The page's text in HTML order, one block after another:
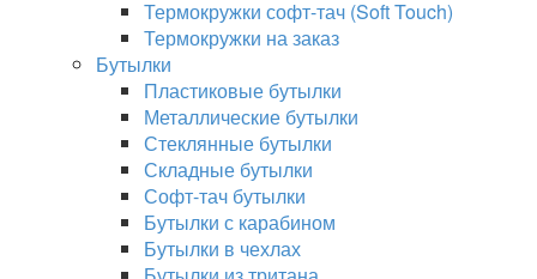
Термокружки софт-тач (Soft Touch)
Термокружки на заказ
Бутылки
Пластиковые бутылки
Металлические бутылки
Стеклянные бутылки
Складные бутылки
Софт-тач бутылки
Бутылки с карабином
Бутылки в чехлах